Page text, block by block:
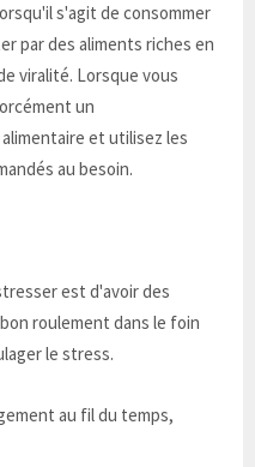
s'agit de consommer
par des aliments riches en
viralité. Lorsque vous
un
et utilisez les
au besoin.
est d'avoir des
roulement dans le foin
le stress.
au fil du temps,